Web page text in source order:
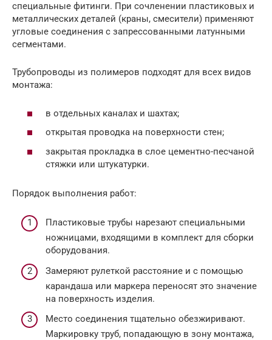
специальные фитинги. При сочленении пластиковых и
металлических деталей (краны, смесители) применяют
угловые соединения с запрессованными латунными
сегментами.
Трубопроводы из полимеров подходят для всех видов
монтажа:
в отдельных каналах и шахтах;
открытая проводка на поверхности стен;
закрытая прокладка в слое цементно-песчаной
стяжки или штукатурки.
Порядок выполнения работ:
Пластиковые трубы нарезают специальными
ножницами, входящими в комплект для сборки
оборудования.
Замеряют рулеткой расстояние и с помощью
карандаша или маркера переносят это значение
на поверхность изделия.
Место соединения тщательно обезжиривают.
Маркировку труб, попадающую в зону монтажа,